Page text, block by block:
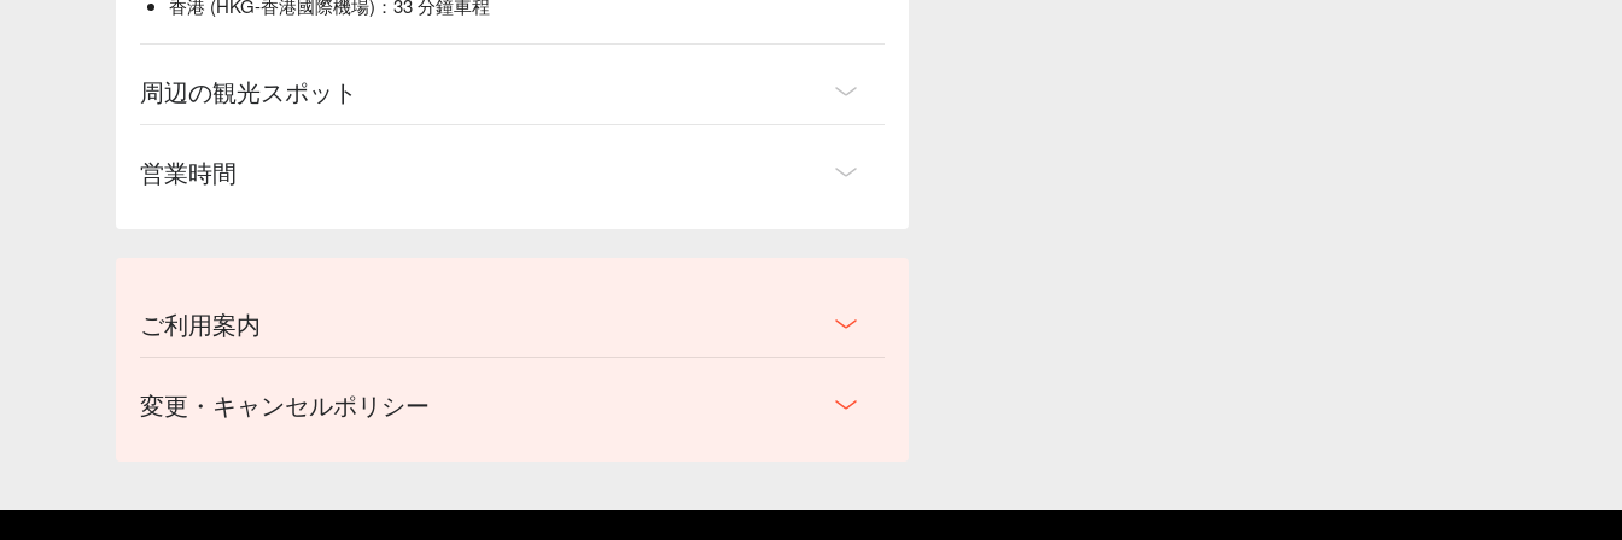
香港 (HKG-香港國際機場)：33 分鐘車程
周辺の観光スポット
営業時間
ご利用案内
変更・キャンセルポリシー